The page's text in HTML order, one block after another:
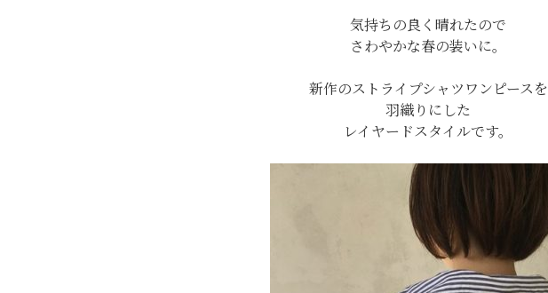
気持ちの良く晴れたので
さわやかな春の装いに。
新作のストライプシャツワンピースを
羽織りにした
レイヤードスタイルです。